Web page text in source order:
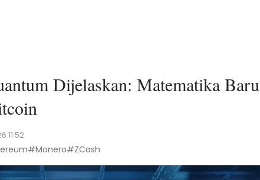
Dijelaskan: Matematika Baru
11:52
#Monero#ZCash